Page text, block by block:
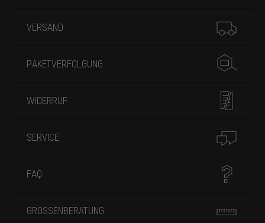
VERSAND
PAKETVERFOLGUNG
WIDERRUF
SERVICE
FAQ
GRÖSSENBERATUNG